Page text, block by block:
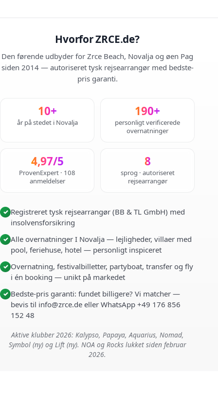
Hvorfor ZRCE.de?
Den førende udbyder for Zrce Beach, Novalja og øen Pag
siden 2014 — autoriseret tysk rejsearrangør med bedste-
pris garanti.
10+
år på stedet i Novalja
190+
personligt verificerede
overnatninger
4,97/5
ProvenExpert · 108
anmeldelser
8
sprog · autoriseret
rejsearrangør
✓ Registreret tysk rejsearrangør (BB & TL GmbH) med
insolvensforsikring
✓ Alle overnatninger I Novalja — lejligheder, villaer med
pool, feriehuse, hotel — personligt inspiceret
✓ Overnatning, festivalbilletter, partyboat, transfer og fly
i én booking — unikt på markedet
✓ Bedste-pris garanti: fundet billigere? Vi matcher —
bevis til info@zrce.de eller WhatsApp +49 176 856
152 48
Aktive klubber 2026: Kalypso, Papaya, Aquarius, Nomad,
Symbol (ny) og Lift (ny). NOA og Rocks lukket siden februar
2026.